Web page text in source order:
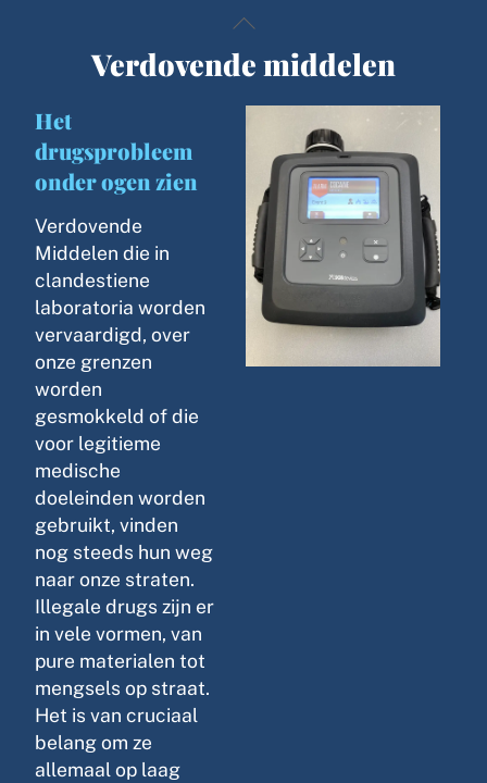
Verdovende middelen
Het
drugsprobleem
onder ogen zien
Verdovende
Middelen die in
clandestiene
laboratoria worden
vervaardigd, over
onze grenzen
worden
gesmokkeld of die
voor legitieme
medische
doeleinden worden
gebruikt, vinden
nog steeds hun weg
naar onze straten.
Illegale drugs zijn er
in vele vormen, van
pure materialen tot
mengsels op straat.
Het is van cruciaal
belang om ze
allemaal op laag
Back
Top